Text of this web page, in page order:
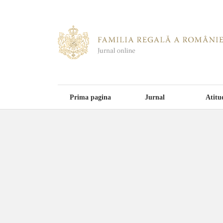
Prima pagina Jurnal